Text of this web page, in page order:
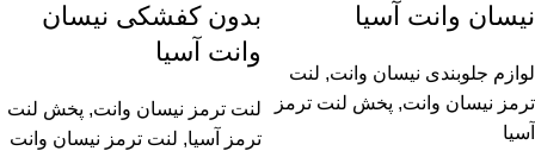
نیسان وانت آسیا
لوازم جلوبندی نیسان وانت, لنت
ترمز نیسان وانت, پخش لنت ترمز
آسیا
بدون کفشکی نیسان
وانت آسیا
لنت ترمز نیسان وانت, پخش لنت
ترمز آسیا, لنت ترمز نیسان وانت